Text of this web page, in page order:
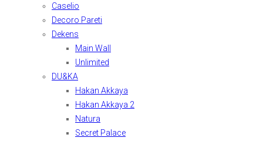
Caselio
Decoro Pareti
Dekens
Main Wall
Unlimited
DU&KA
Hakan Akkaya
Hakan Akkaya 2
Natura
Secret Palace